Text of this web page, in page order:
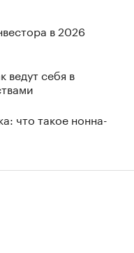
в 2026
ведут себя в
что такое нонна-